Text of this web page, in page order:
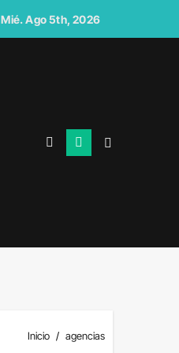
Mié. Ago 5th, 2026
Inicio agencias